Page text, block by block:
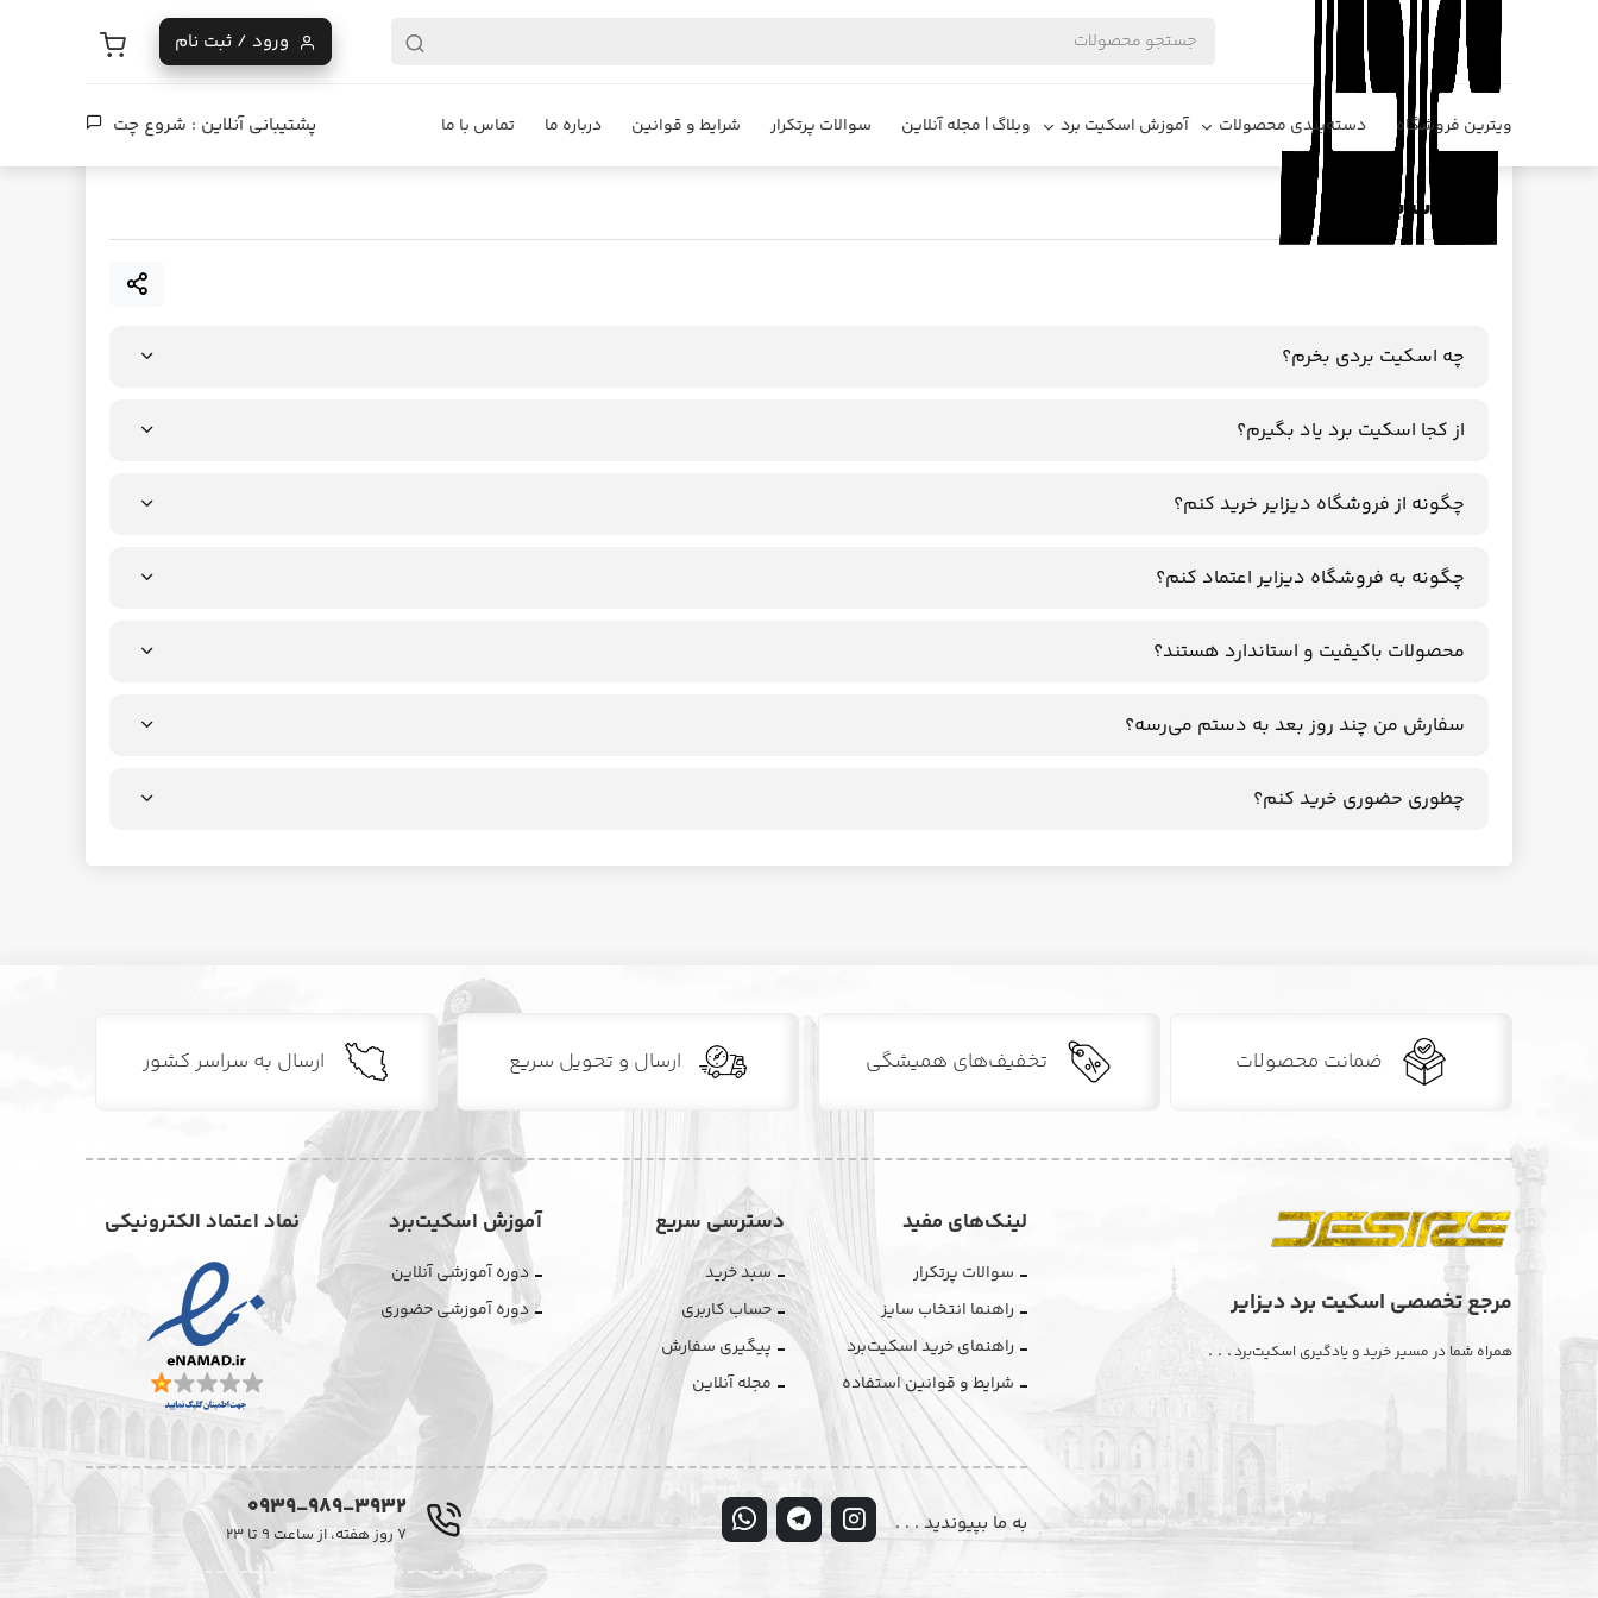
ورود / ثبت نام
ویترین فروشگاه دسته‌بندی محصولات آموزش اسکیت برد وبلاگ | مجله آنلاین سوالات پرتکرار شرایط و قوانین درباره ما تماس با ما پشتیبانی آنلاین : شروع چت فروشگاه دیزایر سوالات پرتکرار
سوالات پرتکرار
چه اسکیت‌ بردی بخرم؟
از کجا اسکیت برد یاد بگیرم؟
چگونه از فروشگاه دیزایر خرید کنم؟
چگونه به فروشگاه دیزایر اعتماد کنم؟
محصولات باکیفیت و استاندارد هستند؟
سفارش من چند روز بعد به دستم می‌رسه؟
چطوری حضوری خرید کنم؟
ضمانت محصولات تخفیف‌های همیشگی ارسال و تحویل سریع ارسال به سراسر کشور
مرجع تخصصی اسکیت برد دیزایر
همراه شما در مسیر خرید و یادگیری اسکیت‌برد. . .
لینک‌های مفید
سوالات پرتکرار
راهنما انتخاب سایز
راهنمای خرید اسکیت‌برد
شرایط و قوانین استفاده
دسترسی سریع
سبد خرید
حساب کاربری
پیگیری سفارش
مجله آنلاین
آموزش اسکیت‌برد
دوره آموزشی آنلاین
دوره آموزشی حضوری
نماد اعتماد الکترونیکی
به ما بپیوندید . . . 0939-989-3932
۷ روز هفته، از ساعت ۹ تا ۲۳